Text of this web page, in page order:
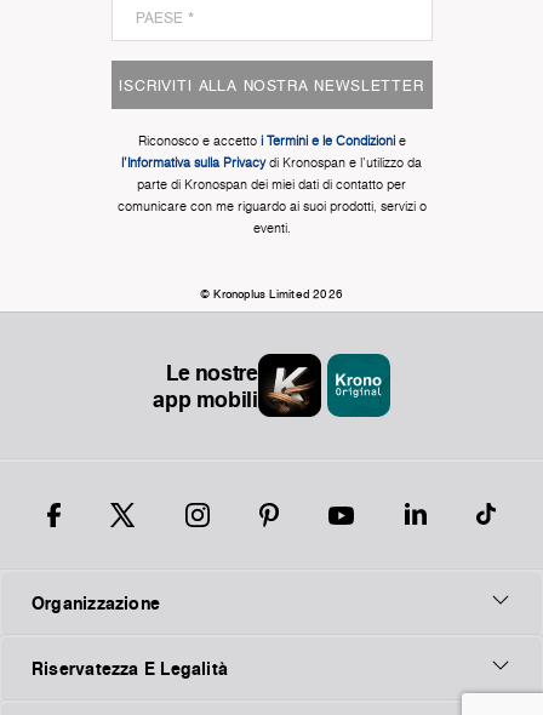
ISCRIVITI ALLA NOSTRA NEWSLETTER
Riconosco e accetto i Termini e le Condizionie
l'Informativa sulla Privacydi Kronospan e l'utilizzo da
parte di Kronospan dei miei dati di contatto per
comunicare con me riguardo ai suoi prodotti, servizi o
eventi.
© Kronoplus Limited 2026
Le nostre
app mobili
Organizzazione
Riservatezza E Legalità